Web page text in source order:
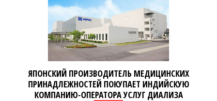
ЯПОНСКИЙ ПРОИЗВОДИТЕЛЬ МЕДИЦИНСКИХ
ПРИНАДЛЕЖНОСТЕЙ ПОКУПАЕТ ИНДИЙСКУЮ
КОМПАНИЮ-ОПЕРАТОРА УСЛУГ ДИАЛИЗА